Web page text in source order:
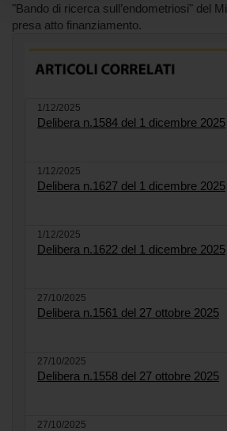
"Bando di ricerca sull’endometriosi" del
presa atto finanziamento.
1/12/2025
Delibera n.1584 del 1 dicembre 2025
1/12/2025
Delibera n.1627 del 1 dicembre 2025
1/12/2025
Delibera n.1622 del 1 dicembre 2025
27/10/2025
Delibera n.1561 del 27 ottobre 2025
27/10/2025
Delibera n.1558 del 27 ottobre 2025
27/10/2025